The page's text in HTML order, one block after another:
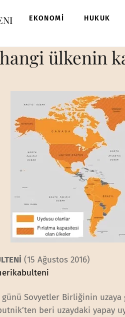
EKONOMİ HUKUK
ülkenin
(15 Ağustos 2016)
günü Sovyetler Birliğinin
beri uzaydaki yapay